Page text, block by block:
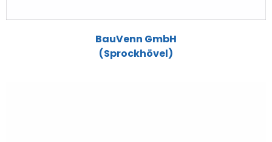
BauVenn GmbH
(Sprockhövel)